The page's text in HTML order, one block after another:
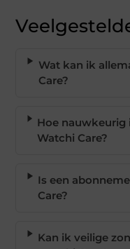
Wat kan ik
Care?
Hoe nauwkeurig
Watchi Care?
Is een
Care?
Kan ik veilige